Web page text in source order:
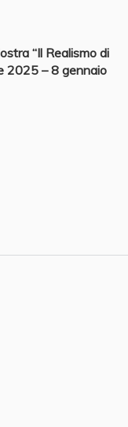
“Il Realismo di
2025 – 8 gennaio